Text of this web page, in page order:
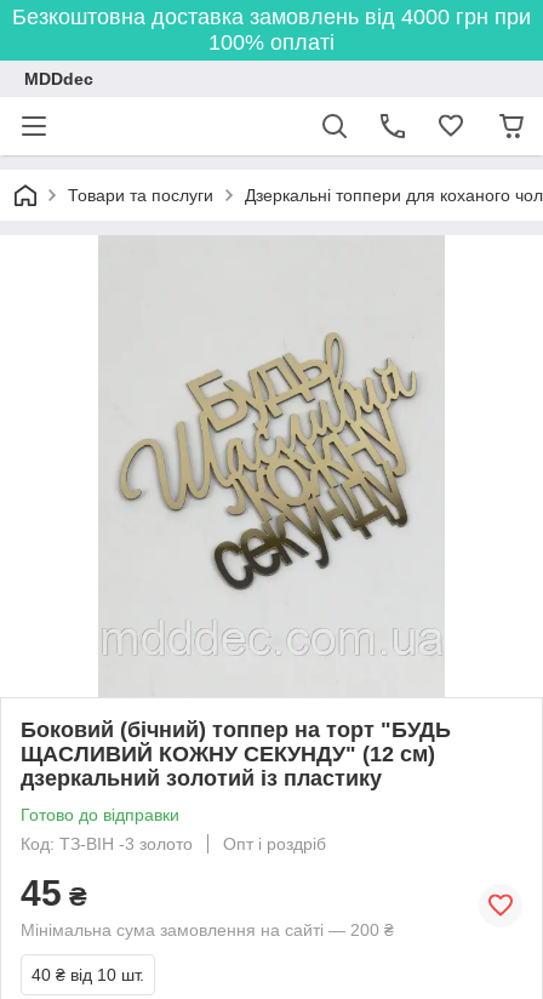
Безкоштовна доставка замовлень від 4000 грн при
100% оплаті
MDDdec
Товари та послуги Дзеркальні топпери для коханого
Боковий (бічний) топпер на торт "БУДЬ
ЩАСЛИВИЙ КОЖНУ СЕКУНДУ" (12 см)
дзеркальний золотий із пластику
Готово до відправки
Код: ТЗ-ВІН -3 золото
Опт і роздріб
45 ₴
Мінімальна сума замовлення на сайті — 200 ₴
40 ₴ від 10 шт.